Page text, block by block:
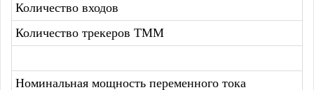
Количество входов
Количество трекеров ТММ
Номинальная мощность переменного тока